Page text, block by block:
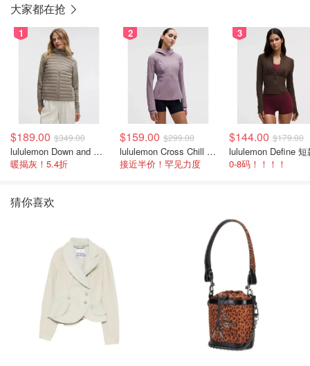
大家都在抢
1
$189.00 $349.00
lululemon Down and Around 羽绒夹克
暖揭灰！5.4折
2
$159.00 $299.00
lululemon Cross Chill 女士运动外套
接近半价！罕见力度
3
$144.00 $179.00
0-8码！！！！
猜你喜欢